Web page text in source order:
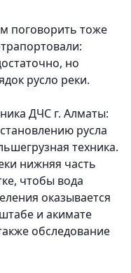
поговорить тоже
но
русло реки.
ДЧС г. Алматы:
русла
техника.
нижняя часть
чтобы вода
оказывается
и акимате
обследование